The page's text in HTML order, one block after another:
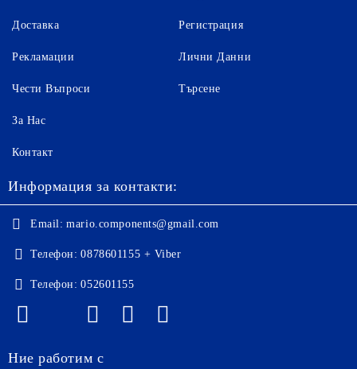
Доставка
Рекламации
Чести Въпроси
Регистрация
Лични Данни
Търсене
За Нас
Контакт
Информация за контакти:
Email: mario.components@gmail.com
Телефон: 0878601155 + Viber
Телефон: 052601155
Ние работим с